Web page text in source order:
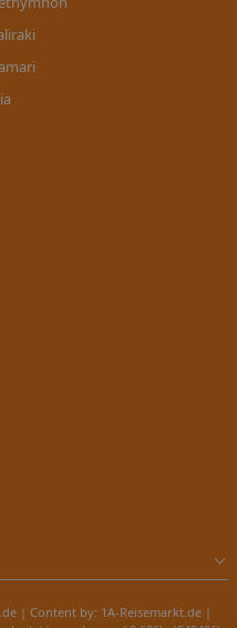
| Content by: 1A-Reisemarkt.de |